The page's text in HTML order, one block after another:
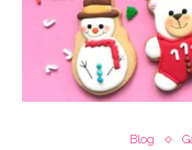
Blog